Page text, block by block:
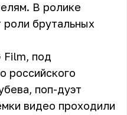
В ролике
брутальных
Film, под
российского
поп-дуэт
видео проходили